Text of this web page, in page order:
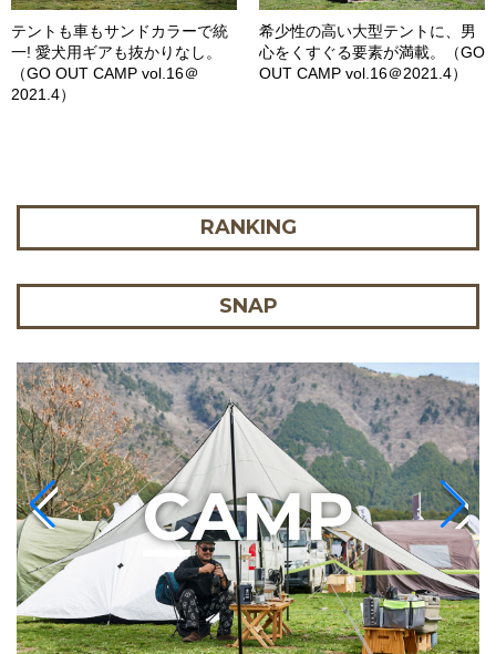
テントも車もサンドカラーで統
一! 愛犬用ギアも抜かりなし。
（GO OUT CAMP vol.16＠
2021.4）
希少性の高い大型テントに、男
心をくすぐる要素が満載。（GO
OUT CAMP vol.16＠2021.4）
RANKING
SNAP
CAMP